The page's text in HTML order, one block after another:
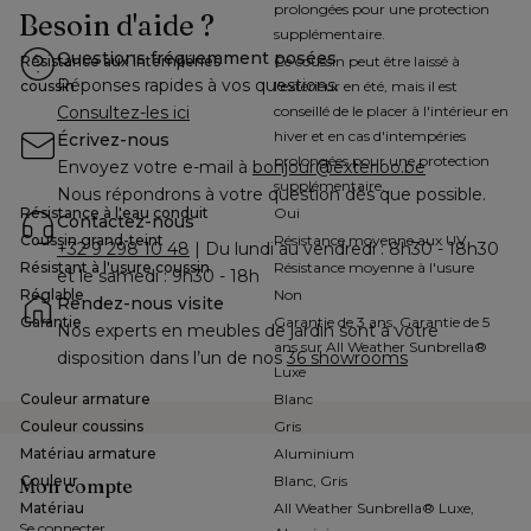
prolongées pour une protection
supplémentaire.
Résistance aux intempéries
coussin
Ce coussin peut être laissé à
l'extérieur en été, mais il est
conseillé de le placer à l'intérieur en
hiver et en cas d'intempéries
prolongées pour une protection
supplémentaire.
Résistance à l'eau conduit
Oui
Coussin grand-teint
Résistance moyenne aux UV
Résistant à l'usure coussin
Résistance moyenne à l'usure
Réglable
Non
Garantie
Garantie de 3 ans, Garantie de 5
ans sur All Weather Sunbrella®
Luxe
Couleur armature
Blanc
Couleur coussins
Gris
Matériau armature
Aluminium
Couleur
Blanc, Gris
Matériau
All Weather Sunbrella® Luxe,
Besoin d'aide ?
Questions fréquemment posées
Réponses rapides à vos questions.
Consultez-les ici
Écrivez-nous
Envoyez votre e-mail à bonjour@exterioo.be
Nous répondrons à votre question dès que possible.
Contactez-nous
+32 9 298 10 48 | Du lundi au vendredi : 8h30 - 18h30
et le samedi : 9h30 - 18h
Rendez-nous visite
Nos experts en meubles de jardin sont à votre
disposition dans l’un de nos 36 showrooms
Mon compte